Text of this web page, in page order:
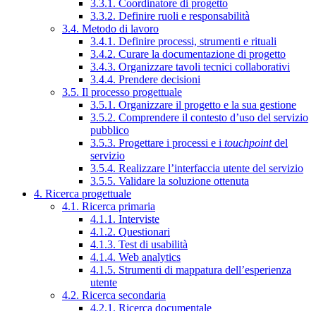
3.3.1. Coordinatore di progetto
3.3.2. Definire ruoli e responsabilità
3.4. Metodo di lavoro
3.4.1. Definire processi, strumenti e rituali
3.4.2. Curare la documentazione di progetto
3.4.3. Organizzare tavoli tecnici collaborativi
3.4.4. Prendere decisioni
3.5. Il processo progettuale
3.5.1. Organizzare il progetto e la sua gestione
3.5.2. Comprendere il contesto d’uso del servizio
pubblico
3.5.3. Progettare i processi e i touchpointdel
servizio
3.5.4. Realizzare l’interfaccia utente del servizio
3.5.5. Validare la soluzione ottenuta
4. Ricerca progettuale
4.1. Ricerca primaria
4.1.1. Interviste
4.1.2. Questionari
4.1.3. Test di usabilità
4.1.4. Web analytics
4.1.5. Strumenti di mappatura dell’esperienza
utente
4.2. Ricerca secondaria
4.2.1. Ricerca documentale